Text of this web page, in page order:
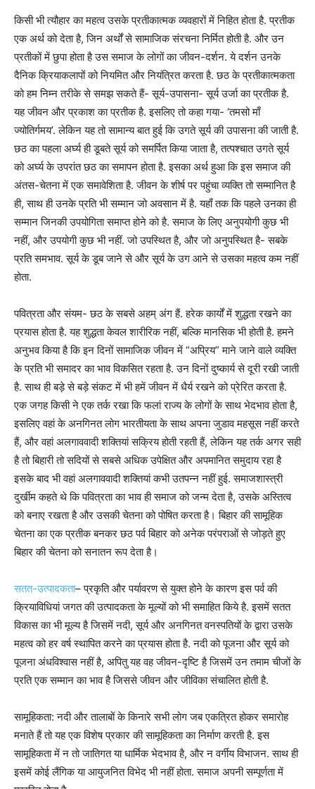
किसी भी त्यौहार का महत्व उसके प्रतीकात्मक व्यवहारों में निहित होता है. प्रतीक
एक अर्थ को देता है, जिन अर्थों से सामाजिक संरचना निर्मित होती है. और उन
प्रतीकों में छुपा होता है उस समाज के लोगों का जीवन-दर्शन. ये दर्शन उनके
दैनिक क्रियाकलापों को नियमित और नियंत्रित करता है. छठ के प्रतीकात्मकता
को हम निम्न तरीके से समझ सकते हैं- सूर्य-उपासना- सूर्य उर्जा का प्रतीक है.
यह जीवन और प्रकाश का प्रतीक है. इसलिए तो कहा गया- ‘तमसो माँ
ज्योतिर्गमय’. लेकिन यह तो सामान्य बात हुई कि उगते सूर्य की उपासना की जाती है.
छठ का पहला अर्घ्य ही डूबते सूर्य को समर्पित किया जाता है, तत्पश्चात उगते सूर्य
को अर्घ्य के उपरांत छठ का समापन होता है. इसका अर्थ हुआ कि इस समाज की
अंतस-चेतना में एक समावेशिता है. जीवन के शीर्ष पर पहुंचा व्यक्ति तो सम्मानित है
ही, साथ ही उनके प्रति भी सम्मान जो अवसान में है. यहाँ तक कि पहले उनका ही
सम्मान जिनकी उपयोगिता समाप्त होने को है. समाज के लिए अनुपयोगी कुछ भी
नहीं, और उपयोगी कुछ भी नहीं. जो उपस्थित है, और जो अनुपस्थित है- सबके
प्रति समभाव. सूर्य के डूब जाने से और सूर्य के उग आने से उसका महत्व कम नहीं
होता.
पवित्रता और संयम- छठ के सबसे अहम् अंग हैं. हरेक कार्यों में शुद्धता रखने का
प्रयास होता है. यह शुद्धता केवल शारीरिक नहीं, बल्कि मानसिक भी होती है. हमने
अनुभव किया है कि इन दिनों सामाजिक जीवन में “अप्रिय” माने जाने वाले व्यक्ति
के प्रति भी समादर का भाव विकसित रहता है. उन दिनों दुष्कार्य से दूरी रखी जाती
है. साथ ही बड़े से बड़े संकट में भी हमें जीवन में धैर्य रखने को प्रेरित करता है.
एक जगह किसी ने एक तर्क रखा कि फलां राज्य के लोगों के साथ भेदभाव होता है,
इसलिए वहां के अनगिनत लोग भारतीयता के साथ अपना जुडाव महसूस नहीं करते
हैं, और वहां अलगाववादी शक्तियां सक्रिय होती रहती हैं, लेकिन यह तर्क अगर सही
है तो बिहारी तो सदियों से सबसे अधिक उपेक्षित और अपमानित समुदाय रहा है
इसके बाद भी वहां अलगाववादी शक्तियां कभी उतपन्न नहीं हुई. समाजशास्त्री
दुर्खीम कहते थे कि पवित्रता का भाव ही समाज को जन्म देता है, उसके अस्तित्व
को बनाए रखता है और उसकी चेतना को पोषित करता है। बिहार की सामूहिक
चेतना का एक प्रतीक बनकर छठ पर्व बिहार को अनेक परंपराओं से जोड़ते हुए
बिहार की चेतना को सनातन रूप देता है।
सतत-उत्पादकता– प्रकृति और पर्यावरण से युक्त होने के कारण इस पर्व की
क्रियाविधियां जगत की उत्पादकता के मूल्यों को भी समाहित किये है. इसमें सतत
विकास का भी मूल्य है जिसमें नदी, सूर्य और अनगिनत वनस्पतियों के द्वारा उसके
महत्व को हर वर्ष स्थापित करने का प्रयास होता है. नदी को पूजना और सूर्य को
पूजना अंधविश्वास नहीं है, अपितु यह वह जीवन-दृष्टि है जिसमें उन तमाम चीजों के
प्रति एक सम्मान का भाव है जिससे जीवन और जीविका संचालित होती है.
सामूहिकता: नदी और तालाबों के किनारे सभी लोग जब एकत्रित होकर समारोह
मनाते हैं तो यह एक विशेष प्रकार की सामूहिकता का निर्माण करती है. इस
सामूहिकता में न तो जातिगत या धार्मिक भेदभाव है, और न वर्गीय विभाजन. साथ ही
इसमें कोई लैंगिक या आयुजनित विभेद भी नहीं होता. समाज अपनी सम्पूर्णता में